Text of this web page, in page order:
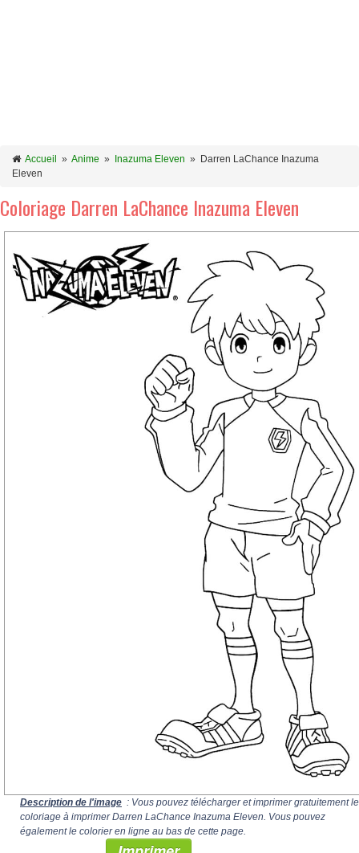
Accueil » Anime » Inazuma Eleven »
Darren LaChance Inazuma
Eleven
Coloriage Darren LaChance Inazuma Eleven
Description de l'image : Vous pouvez télécharger et imprimer gratuitement le
coloriage à imprimer Darren LaChance Inazuma Eleven. Vous pouvez
également le colorier en ligne au bas de cette page.